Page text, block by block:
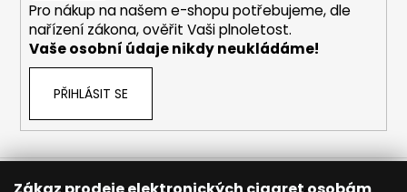
Pro nákup na našem e-shopu potřebujeme, dle
nařízení zákona, ověřit Vaši plnoletost.
Vaše osobní údaje nikdy neukládáme!
PŘIHLÁSIT SE